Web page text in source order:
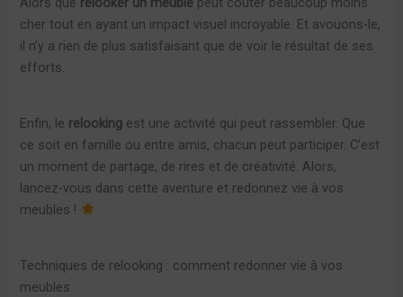
cher tout en ayant un impact visuel incroyable. Et avouons-le,
il n’y a rien de plus satisfaisant que de voir le résultat de ses
efforts.
Enfin, le relooking est une activité qui peut rassembler. Que
ce soit en famille ou entre amis, chacun peut participer. C’est
un moment de partage, de rires et de créativité. Alors,
lancez-vous dans cette aventure et redonnez vie à vos
meubles !
Techniques de relooking : comment redonner vie à vos
meubles